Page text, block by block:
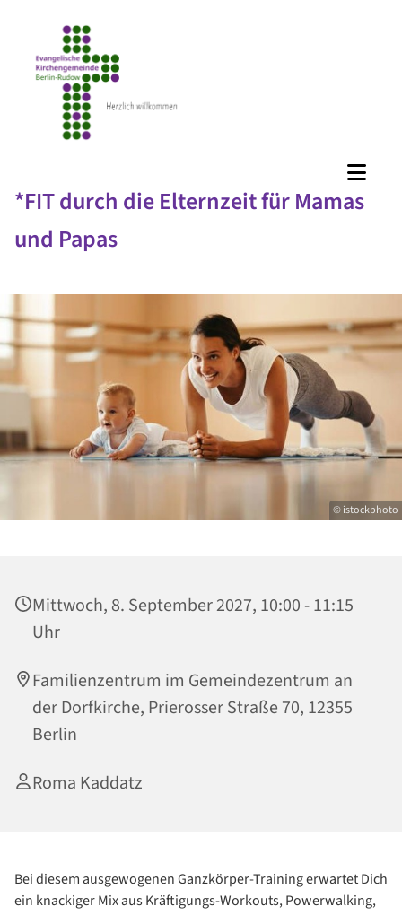
*FIT durch die Elternzeit für Mamas
und Papas
© istockphoto
Mittwoch, 8. September 2027, 10:00 - 11:15
Uhr
Familienzentrum im Gemeindezentrum an
der Dorfkirche, Prierosser Straße 70, 12355
Berlin
Roma Kaddatz
Bei diesem ausgewogenen Ganzkörper-Training erwartet Dich
ein knackiger Mix aus Kräftigungs-Workouts, Powerwalking,